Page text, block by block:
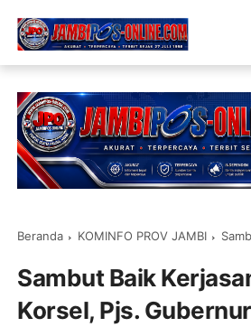
Beranda KOMINFO PROV JAMBI Sambut Baik
Sambut Baik
Korsel, Pjs.